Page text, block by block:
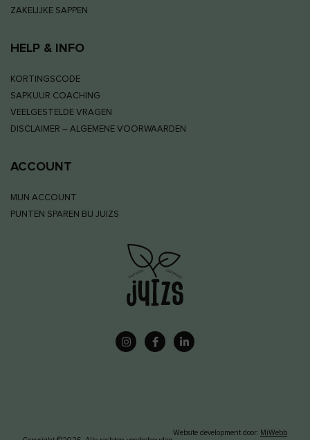
ZAKELIJKE SAPPEN
HELP & INFO
KORTINGSCODE
SAPKUUR COACHING
VEELGESTELDE VRAGEN
DISCLAIMER – ALGEMENE VOORWAARDEN
ACCOUNT
MIJN ACCOUNT
PUNTEN SPAREN BIJ JUIZS
Website development door: MiWebb